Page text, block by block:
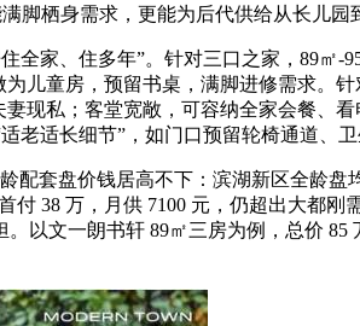
栖身需求，更能为后代供给从长儿园
家、住多年”。针对三口之家，89㎡-
儿童房，预留书桌，满脚进修需求。
现私；客堂宽敞，可容纳全家会餐、
适长细节”，如门口预留轮椅通道、
盘价钱居高不下：滨湖新区全龄盘
38 万，月供 7100 元，仍超出大都
以文一朗书轩 89㎡三房为例，总价